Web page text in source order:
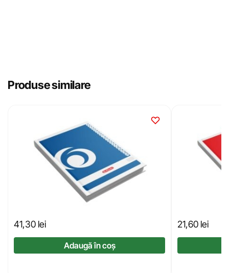
Produse similare
41,30 lei
Adaugă în coș
21,60 lei